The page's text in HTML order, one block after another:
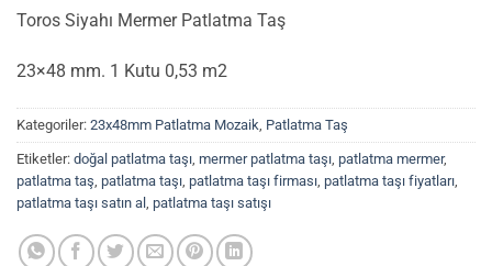
Toros Siyahı Mermer Patlatma Taş
23×48 mm. 1 Kutu 0,53 m2
Kategoriler: 23x48mm Patlatma Mozaik, Patlatma Taş
Etiketler: doğal patlatma taşı, mermer patlatma taşı, patlatma mermer,
patlatma taş, patlatma taşı, patlatma taşı firması, patlatma taşı fiyatları,
patlatma taşı satın al , patlatma taşı satışı